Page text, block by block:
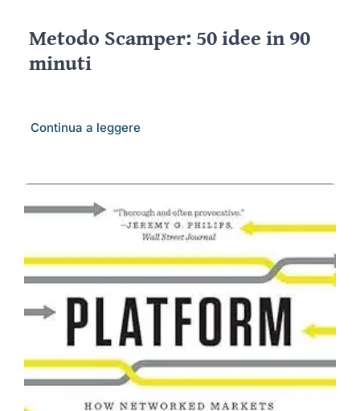
Metodo Scamper: 50 idee in 90
minuti
Continua a leggere